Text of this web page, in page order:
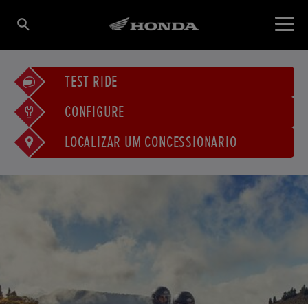
TEST RIDE
CONFIGURE
LOCALIZAR UM CONCESSIONÁRIO